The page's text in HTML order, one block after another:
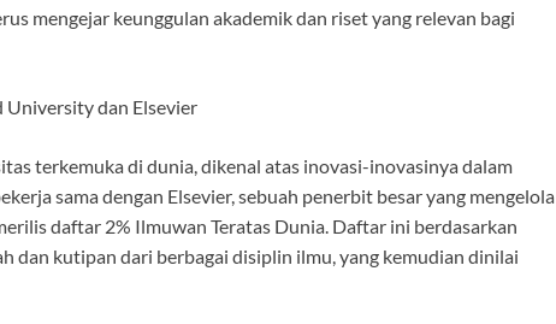
mengejar keunggulan akademik dan riset yang relevan bagi
University dan Elsevier
terkemuka di dunia, dikenal atas inovasi-inovasinya dalam
sama dengan Elsevier, sebuah penerbit besar yang mengelola
daftar 2% Ilmuwan Teratas Dunia. Daftar ini berdasarkan
dan kutipan dari berbagai disiplin ilmu, yang kemudian dinilai